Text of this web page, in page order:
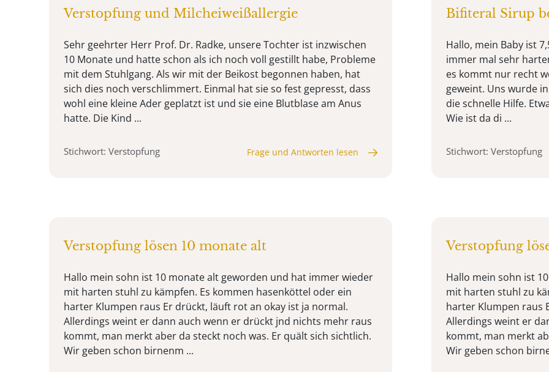
Verstopfung und Milcheiweißallergie
Sehr geehrter Herr Prof. Dr. Radke, unsere Tochter ist inzwischen
10 Monate und hatte schon als ich noch voll gestillt habe, Probleme
mit dem Stuhlgang. Als wir mit der Beikost begonnen haben, hat
sich dies noch verschlimmert. Einmal hat sie so fest gepresst, dass
wohl eine kleine Ader geplatzt ist und sie eine Blutblase am Anus
hatte. Die Kind ...
Stichwort: Verstopfung Frage und Antworten lesen
Bifiteral Sirup
Hallo, mein Baby ist
immer mal sehr
es kommt nur recht
geweint. Uns wurde
die schnelle Hilfe.
Wie ist da di ...
Stichwort: Verstopfung
Verstopfung lösen 10 monate alt
Hallo mein sohn ist 10 monate alt geworden und hat immer wieder
mit harten stuhl zu kämpfen. Es kommen hasenköttel oder ein
harter Klumpen raus Er drückt, läuft rot an okay ist ja normal.
Allerdings weint er dann auch wenn er drückt jnd nichts mehr raus
kommt, man merkt aber da steckt noch was. Er quält sich sichtlich.
Wir geben schon birnenm ...
Verstopfung
Hallo mein sohn ist
mit harten stuhl zu
harter Klumpen raus
Allerdings weint er
kommt, man merkt
Wir geben schon